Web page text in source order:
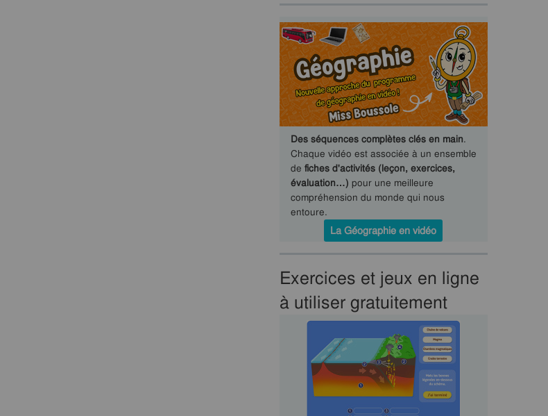
Des séquences complètes clés en main.
Chaque vidéo est associée à un ensemble
de fiches d'activités (leçon, exercices,
évaluation…) pour une meilleure
compréhension du monde qui nous
entoure.
La Géographie en vidéo
Exercices et jeux en ligne
à utiliser gratuitement